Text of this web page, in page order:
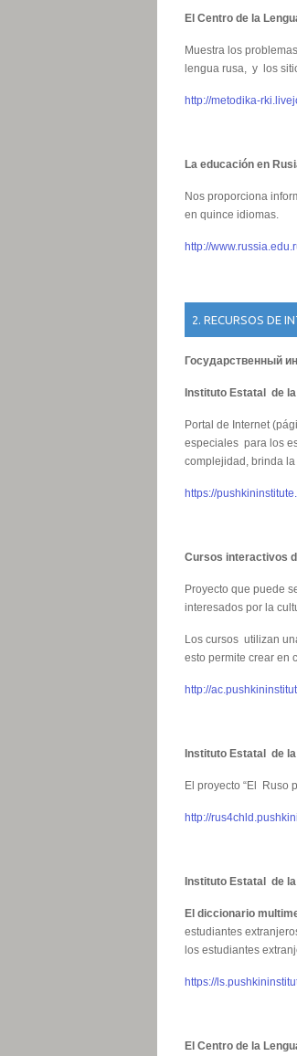
El Centro de la
Muestra los
lengua rusa, y los
http://metodika-
La educación en
Nos proporciona
en quince idiomas.
http://
2. RECURSOS DE
Государственный
Instituto Estatal de la
Portal de Internet
especiales para los
complejidad, brinda
https://
Cursos interactivos
Proyecto que puede
interesados por la
Los cursos utilizan
esto permite crear en
http://
Instituto Estatal de la
El proyecto “El Ruso
http://
Instituto Estatal de la
El diccionario
estudiantes
los estudiantes
https://
El Centro de la